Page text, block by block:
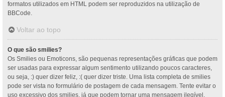
formatos utilizados em HTML podem ser reproduzidos na utilização de
BBCode.
Voltar ao topo
O que são smilies?
Os Smilies ou Emoticons, são pequenas representações gráficas que podem
ser usadas para expressar algum sentimento utilizando poucos caracteres,
ou seja, :) quer dizer feliz, :( quer dizer triste. Uma lista completa de smilies
pode ser vista no formulário de postagem de cada mensagem. Tente evitar o
uso excessivo dos smilies, já que podem tornar uma mensagem ilegível,